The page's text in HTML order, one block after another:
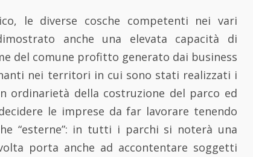
le diverse cosche competenti nei vari
anche una elevata capacità di
del comune profitto generato dai business
nei territori in cui sono stati realizzati i
ordinarietà della costruzione del parco ed
le imprese da far lavorare tenendo
“esterne”: in tutti i parchi si noterà una
porta anche ad accontentare soggetti